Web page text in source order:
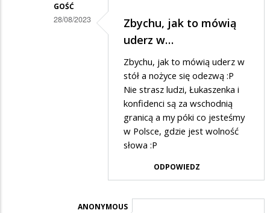
GOŚĆ
28/08/2023
Zbychu, jak to mówią
uderz w…
Zbychu, jak to mówią uderz w
stół a nożyce się odezwą :P
Nie strasz ludzi, Łukaszenka i
konfidenci są za wschodnią
granicą a my póki co jesteśmy
w Polsce, gdzie jest wolność
słowa :P
ODPOWIEDZ
ANONYMOUS